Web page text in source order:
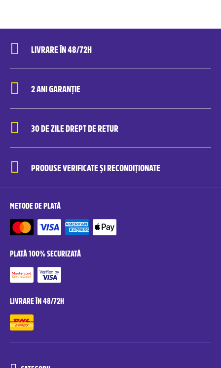
LIVRARE ÎN 48/72H
2 ANI GARANȚIE
30 DE ZILE DREPT DE RETUR
PRODUSE VERIFICATE ȘI RECONDIȚIONATE
METODE DE PLATĂ
PLATĂ 100% SECURIZATĂ
LIVRARE ÎN 48/72H